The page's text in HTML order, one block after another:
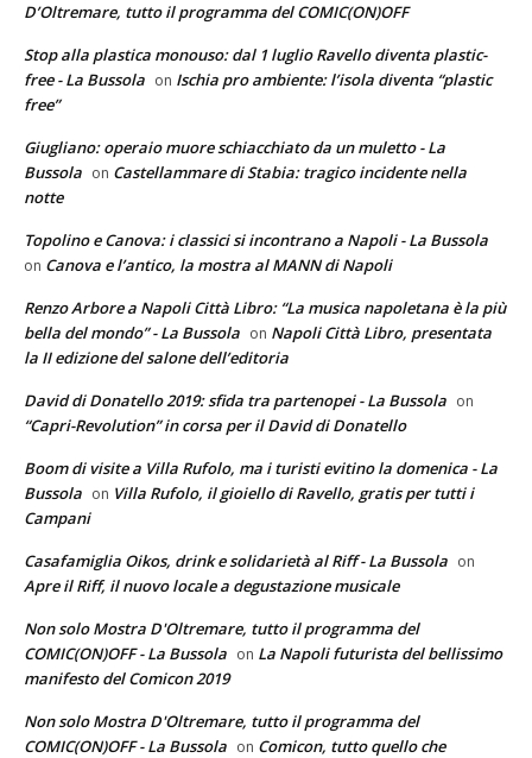
D’Oltremare, tutto il programma del COMIC(ON)OFF
Stop alla plastica monouso: dal 1 luglio Ravello diventa plastic-
free - La Bussola on Ischia pro ambiente: l’isola diventa “plastic
free”
Giugliano: operaio muore schiacchiato da un muletto - La
Bussola on Castellammare di Stabia: tragico incidente nella
notte
Topolino e Canova: i classici si incontrano a Napoli - La Bussola
on Canova e l’antico, la mostra al MANN di Napoli
Renzo Arbore a Napoli Città Libro: “La musica napoletana è la più
bella del mondo” - La Bussola on Napoli Città Libro, presentata
la II edizione del salone dell’editoria
David di Donatello 2019: sfida tra partenopei - La Bussola on
“Capri-Revolution” in corsa per il David di Donatello
Boom di visite a Villa Rufolo, ma i turisti evitino la domenica - La
Bussola on Villa Rufolo, il gioiello di Ravello, gratis per tutti i
Campani
Casafamiglia Oikos, drink e solidarietà al Riff - La Bussola on
Apre il Riff, il nuovo locale a degustazione musicale
Non solo Mostra D'Oltremare, tutto il programma del
COMIC(ON)OFF - La Bussola on La Napoli futurista del bellissimo
manifesto del Comicon 2019
Non solo Mostra D'Oltremare, tutto il programma del
COMIC(ON)OFF - La Bussola on Comicon, tutto quello che